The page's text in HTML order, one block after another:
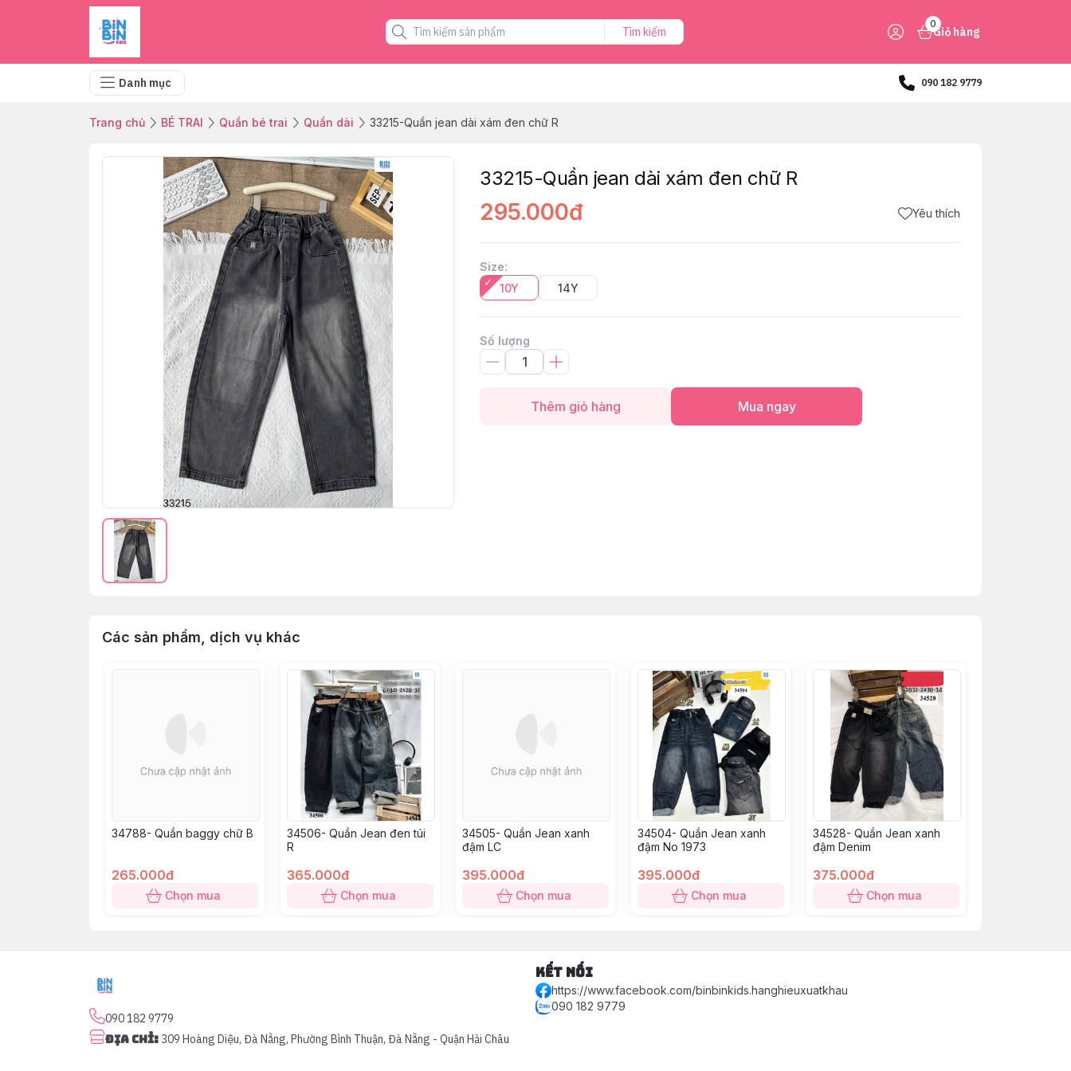
Tìm kiếm
0
Giỏ hàng
Danh mục 090 182 9779
Trang chủ BÉ TRAI Quần bé trai Quần dài 33215-Quần jean dài xám đen chữ R
33215-Quần jean dài xám đen chữ R
295.000đ Yêu thích
Size:
10Y
14Y
Số lượng
Thêm giỏ hàng Mua ngay
Các sản phẩm, dịch vụ khác
34788- Quần baggy chữ B
265.000đ
Chọn mua
34506- Quần Jean đen túi
R
365.000đ
Chọn mua
34505- Quần Jean xanh
đậm LC
395.000đ
Chọn mua
34504- Quần Jean xanh
đậm No 1973
395.000đ
Chọn mua
34528- Quần Jean xanh
đậm Denim
375.000đ
Chọn mua
090 182 9779
Địa chỉ: 309 Hoàng Diệu, Đà Nẵng, Phường Bình Thuận, Đà Nẵng - Quận Hải Châu
Kết nối
https://www.facebook.com/binbinkids.hanghieuxuatkhau
090 182 9779